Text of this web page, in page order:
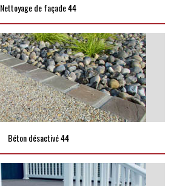
Nettoyage de façade 44
Béton désactivé 44